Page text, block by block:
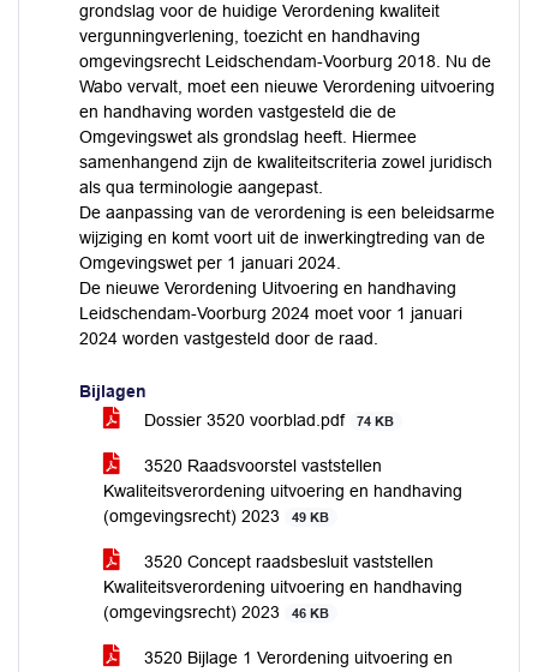
grondslag voor de huidige Verordening kwaliteit
vergunningverlening, toezicht en handhaving
omgevingsrecht Leidschendam-Voorburg 2018. Nu de
Wabo vervalt, moet een nieuwe Verordening uitvoering
en handhaving worden vastgesteld die de
Omgevingswet als grondslag heeft. Hiermee
samenhangend zijn de kwaliteitscriteria zowel juridisch
als qua terminologie aangepast.
De aanpassing van de verordening is een beleidsarme
wijziging en komt voort uit de inwerkingtreding van de
Omgevingswet per 1 januari 2024.
De nieuwe Verordening Uitvoering en handhaving
Leidschendam-Voorburg 2024 moet voor 1 januari
2024 worden vastgesteld door de raad.
Bijlagen
Dossier 3520 voorblad.pdf
74 KB
3520 Raadsvoorstel vaststellen
Kwaliteitsverordening uitvoering en handhaving
(omgevingsrecht) 2023
49 KB
3520 Concept raadsbesluit vaststellen
Kwaliteitsverordening uitvoering en handhaving
(omgevingsrecht) 2023
46 KB
3520 Bijlage 1 Verordening uitvoering en